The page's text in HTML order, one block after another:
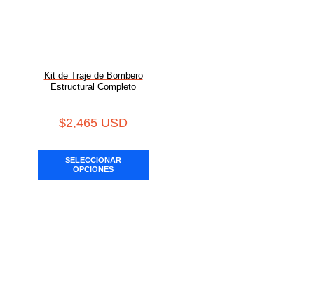
Kit de Traje de Bombero
Estructural Completo
$2,465 USD
SELECCIONAR
OPCIONES